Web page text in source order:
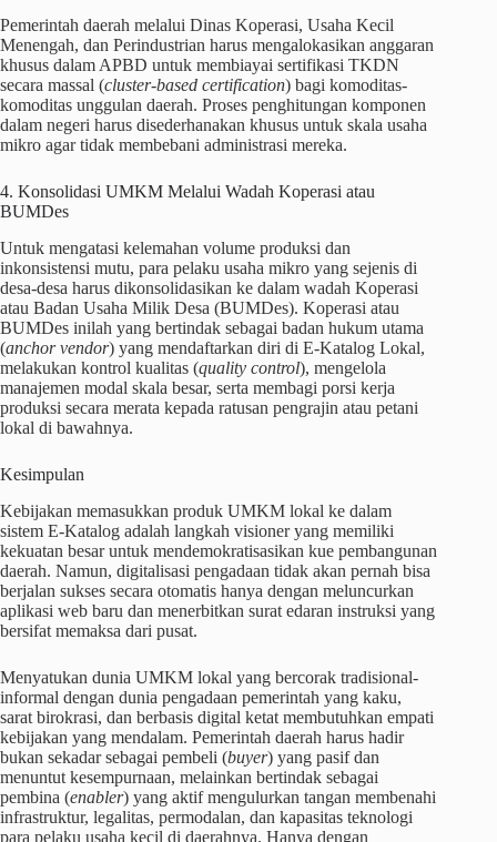
Pemerintah daerah melalui Dinas Koperasi, Usaha Kecil
Menengah, dan Perindustrian harus mengalokasikan anggaran
khusus dalam APBD untuk membiayai sertifikasi TKDN
secara massal (cluster-based certification) bagi komoditas-
komoditas unggulan daerah. Proses penghitungan komponen
dalam negeri harus disederhanakan khusus untuk skala usaha
mikro agar tidak membebani administrasi mereka.
4. Konsolidasi UMKM Melalui Wadah Koperasi atau
BUMDes
Untuk mengatasi kelemahan volume produksi dan
inkonsistensi mutu, para pelaku usaha mikro yang sejenis di
desa-desa harus dikonsolidasikan ke dalam wadah Koperasi
atau Badan Usaha Milik Desa (BUMDes). Koperasi atau
BUMDes inilah yang bertindak sebagai badan hukum utama
(anchor vendor) yang mendaftarkan diri di E-Katalog Lokal,
melakukan kontrol kualitas (quality control), mengelola
manajemen modal skala besar, serta membagi porsi kerja
produksi secara merata kepada ratusan pengrajin atau petani
lokal di bawahnya.
Kesimpulan
Kebijakan memasukkan produk UMKM lokal ke dalam
sistem E-Katalog adalah langkah visioner yang memiliki
kekuatan besar untuk mendemokratisasikan kue pembangunan
daerah. Namun, digitalisasi pengadaan tidak akan pernah bisa
berjalan sukses secara otomatis hanya dengan meluncurkan
aplikasi web baru dan menerbitkan surat edaran instruksi yang
bersifat memaksa dari pusat.
Menyatukan dunia UMKM lokal yang bercorak tradisional-
informal dengan dunia pengadaan pemerintah yang kaku,
sarat birokrasi, dan berbasis digital ketat membutuhkan empati
kebijakan yang mendalam. Pemerintah daerah harus hadir
bukan sekadar sebagai pembeli (buyer) yang pasif dan
menuntut kesempurnaan, melainkan bertindak sebagai
pembina (enabler) yang aktif mengulurkan tangan membenahi
infrastruktur, legalitas, permodalan, dan kapasitas teknologi
para pelaku usaha kecil di daerahnya. Hanya dengan